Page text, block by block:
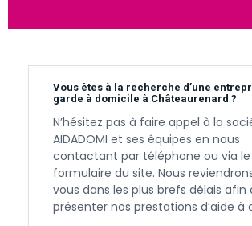
Vous êtes à la recherche d’une
garde à domicile à Châteaurenard ?
N’hésitez pas à faire appel à la
AIDADOMI et ses équipes en nous
contactant par téléphone ou via le
formulaire du site. Nous
vous dans les plus brefs délais afin
présenter nos prestations d’aide à